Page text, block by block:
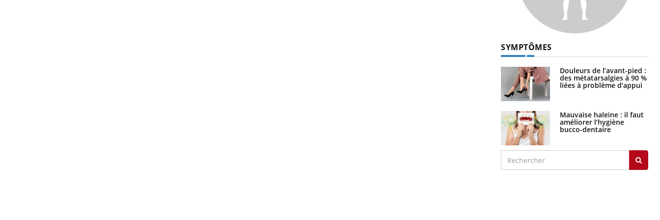
SYMPTÔMES
Douleurs de l’avant-pied :
des métatarsalgies à 90 %
liées à problème d’appui
Mauvaise haleine : il faut
améliorer l’hygiène
bucco-dentaire